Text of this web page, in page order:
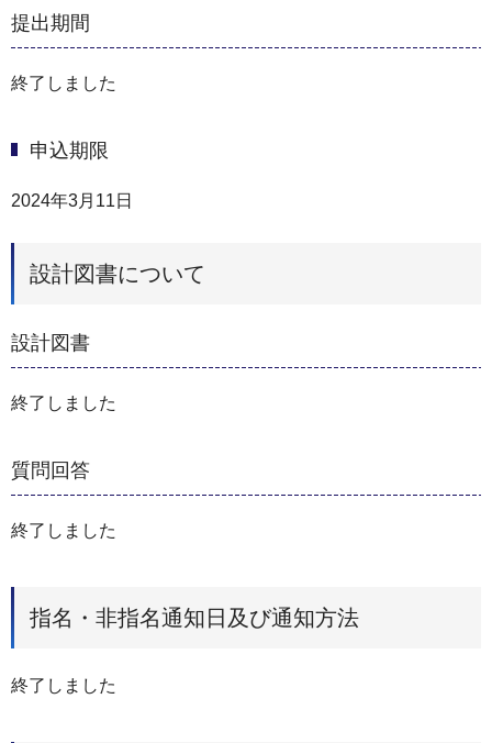
提出期間
終了しました
申込期限
2024年3月11日
設計図書について
設計図書
終了しました
質問回答
終了しました
指名・非指名通知日及び通知方法
終了しました